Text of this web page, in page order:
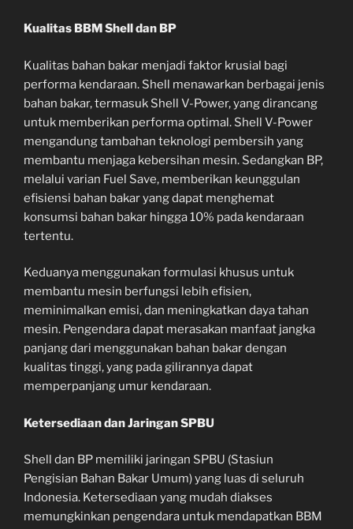
Kualitas BBM Shell dan BP
Kualitas bahan bakar menjadi faktor krusial bagi
performa kendaraan. Shell menawarkan berbagai jenis
bahan bakar, termasuk Shell V-Power, yang dirancang
untuk memberikan performa optimal. Shell V-Power
mengandung tambahan teknologi pembersih yang
membantu menjaga kebersihan mesin. Sedangkan BP,
melalui varian Fuel Save, memberikan keunggulan
efisiensi bahan bakar yang dapat menghemat
konsumsi bahan bakar hingga 10% pada kendaraan
tertentu.
Keduanya menggunakan formulasi khusus untuk
membantu mesin berfungsi lebih efisien,
meminimalkan emisi, dan meningkatkan daya tahan
mesin. Pengendara dapat merasakan manfaat jangka
panjang dari menggunakan bahan bakar dengan
kualitas tinggi, yang pada gilirannya dapat
memperpanjang umur kendaraan.
Ketersediaan dan Jaringan SPBU
Shell dan BP memiliki jaringan SPBU (Stasiun
Pengisian Bahan Bakar Umum) yang luas di seluruh
Indonesia. Ketersediaan yang mudah diakses
memungkinkan pengendara untuk mendapatkan BBM